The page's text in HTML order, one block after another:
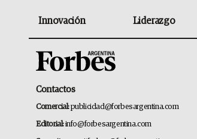
Innovación Liderazgo
Contactos
Comercial:publicidad@forbesargentina.com
Editorial:info@forbesargentina.com